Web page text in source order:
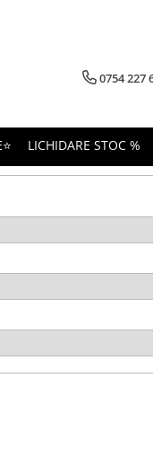
0754 227
LICHIDARE STOC %